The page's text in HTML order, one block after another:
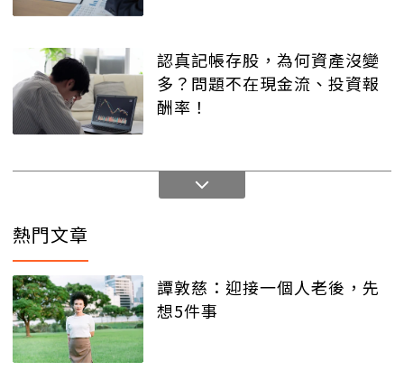
認真記帳存股，為何資產沒變
多？問題不在現金流、投資報
酬率！
熱門文章
譚敦慈：迎接一個人老後，先
想5件事